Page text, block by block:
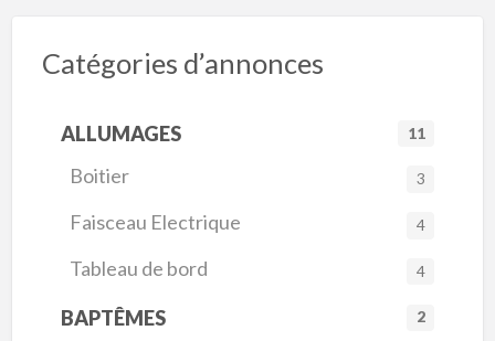
Catégories d’annonces
ALLUMAGES 11
Boitier 3
Faisceau Electrique 4
Tableau de bord 4
BAPTÊMES 2